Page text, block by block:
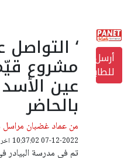
أرسل
للطابعة
‘ التواصل
مشروع
عين
بالحاضر
من عماد غضبان مراسل
07-12-2022 10:37:02 اخر
تم في مدرسة البيادر